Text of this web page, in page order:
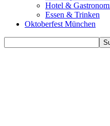
Hotel &
Essen & Trinken
Oktoberfest München